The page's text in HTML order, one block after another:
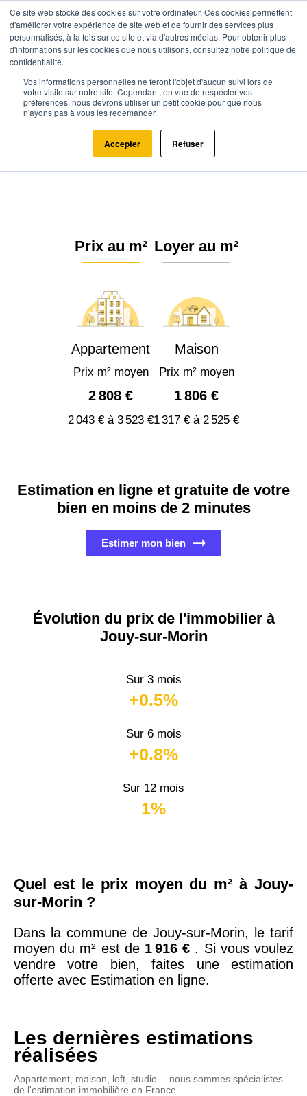
Ce site web stocke des cookies sur votre ordinateur. Ces cookies permettent
d'améliorer votre expérience de site web et de fournir des services plus
personnalisés, à la fois sur ce site et via d'autres médias. Pour obtenir plus
d'informations sur les cookies que nous utilisons, consultez notre politique de
confidentialité.
Vos informations personnelles ne feront l'objet d'aucun suivi lors de
votre visite sur notre site. Cependant, en vue de respecter vos
préférences, nous devrons utiliser un petit cookie pour que nous
n'ayons pas à vous les redemander.
Accepter Refuser
Agence.immo Prix immobilier Île-de-France Seine-et-Marne
Jouy-sur-Morin (77320)
Estimation immobilière à Jouy-
sur-Morin : Prix m² 2026
Prix au m²
Appartement
Prix m² moyen
2 808 €
2 043 € à 3 523 €
Loyer au m²
Maison
Prix m² moyen
1 806 €
1 317 € à 2 525 €
Estimation en ligne et gratuite de votre
bien en moins de 2 minutes
Estimer mon bien
Évolution du prix de l'immobilier à
Jouy-sur-Morin
Sur 3 mois
+0.5%
Sur 6 mois
+0.8%
Sur 12 mois
1%
Quel est le prix moyen du m² à Jouy-
sur-Morin ?
Dans la commune de Jouy-sur-Morin, le tarif
moyen du m² est de 1 916 € . Si vous voulez
vendre votre bien, faites une estimation
offerte avec Estimation en ligne.
Les dernières estimations
réalisées
Appartement, maison, loft, studio… nous sommes spécialistes
de l'estimation immobilière en France.